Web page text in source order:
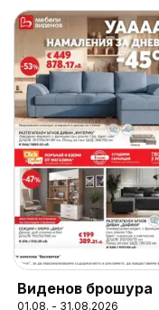
Виденов брошура
01.08. - 31.08.2026